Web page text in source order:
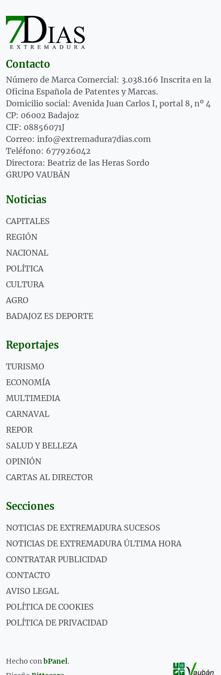
Contacto
Número de Marca Comercial: 3.038.166 Inscrita en la
Oficina Española de Patentes y Marcas.
Domicilio social: Avenida Juan Carlos I, portal 8, nº 4
CP: 06002 Badajoz
CIF: 08856071J
Correo: info@extremadura7dias.com
Teléfono: 677926042
Directora: Beatriz de las Heras Sordo
GRUPO VAUBÁN
Noticias
CAPITALES
REGIÓN
NACIONAL
POLÍTICA
CULTURA
AGRO
BADAJOZ ES DEPORTE
Reportajes
TURISMO
ECONOMÍA
MULTIMEDIA
CARNAVAL
REPOR
SALUD Y BELLEZA
OPINIÓN
CARTAS AL DIRECTOR
Secciones
NOTICIAS DE EXTREMADURA SUCESOS
NOTICIAS DE EXTREMADURA ÚLTIMA HORA
CONTRATAR PUBLICIDAD
CONTACTO
AVISO LEGAL
POLÍTICA DE COOKIES
POLÍTICA DE PRIVACIDAD
Hecho conbPanel.